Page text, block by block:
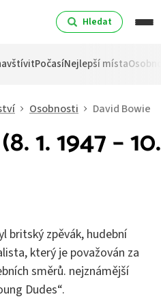
Hledat
PočasíNejlepší místa
Osobnosti David Bowie
1. 1947 – 10.
britský zpěvák, hudební
který je považován za
směrů. nejznámější
Dudes“.